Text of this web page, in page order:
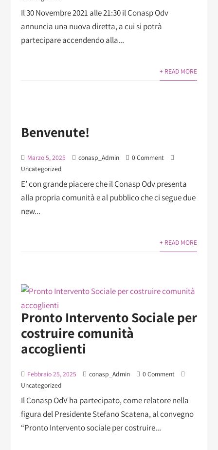
Il 30 Novembre 2021 alle 21:30 il Conasp Odv
annuncia una nuova diretta, a cui si potrà
partecipare accendendo alla...
+ READ MORE
Benvenute!
Marzo 5, 2025 conasp_Admin
0 Comment
Uncategorized
E’ con grande piacere che il Conasp Odv presenta
alla propria comunità e al pubblico che ci segue due
new...
+ READ MORE
Pronto Intervento Sociale per
costruire comunità
accoglienti
Febbraio 25, 2025 conasp_Admin
0 Comment
Uncategorized
Il Conasp OdV ha partecipato, come relatore nella
figura del Presidente Stefano Scatena, al convegno
“Pronto Intervento sociale per costruire...